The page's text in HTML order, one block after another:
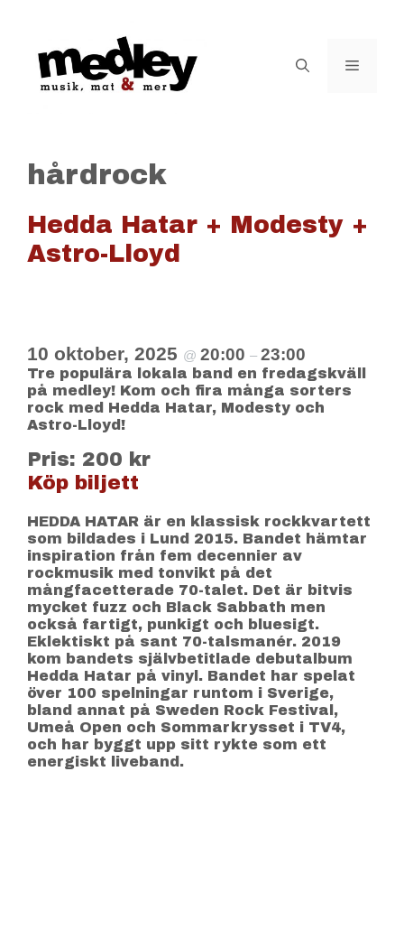
Meny
hårdrock
Hedda Hatar + Modesty +
Astro-Lloyd
10 oktober, 2025 @ 20:00 – 23:00
Tre populära lokala band en fredagskväll
på medley! Kom och fira många sorters
rock med Hedda Hatar, Modesty och
Astro-Lloyd!
Pris: 200 kr
Köp biljett
HEDDA HATAR är en klassisk rockkvartett
som bildades i Lund 2015. Bandet hämtar
inspiration från fem decennier av
rockmusik med tonvikt på det
mångfacetterade 70-talet. Det är bitvis
mycket fuzz och Black Sabbath men
också fartigt, punkigt och bluesigt.
Eklektiskt på sant 70-talsmanér. 2019
kom bandets självbetitlade debutalbum
Hedda Hatar på vinyl. Bandet har spelat
över 100 spelningar runtom i Sverige,
bland annat på Sweden Rock Festival,
Umeå Open och Sommarkrysset i TV4,
och har byggt upp sitt rykte som ett
energiskt liveband.